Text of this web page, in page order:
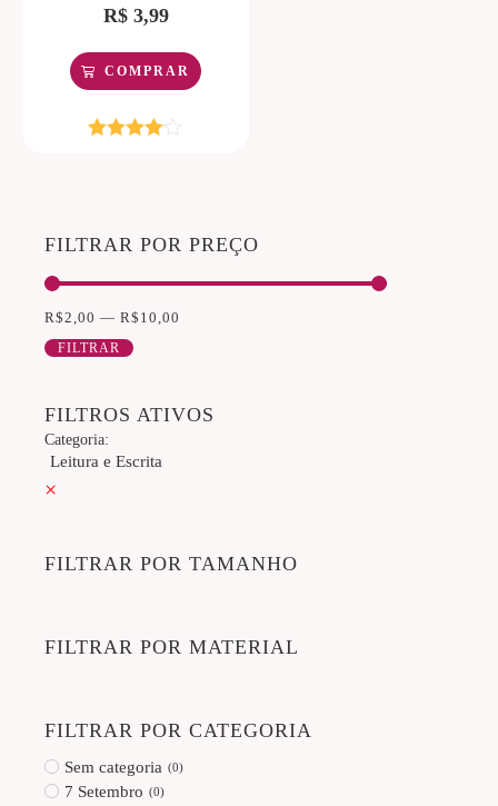
FILTRAR POR PREÇO
R$2,00 — R$ 10,00
FILTRAR
FILTROS ATIVOS
Categoria:
Leitura e Escrita
×
FILTRAR POR TAMANHO
FILTRAR POR MATERIAL
FILTRAR POR CATEGORIA
Sem categoria (0)
7 Setembro (0)
R$3,99
COMPRAR